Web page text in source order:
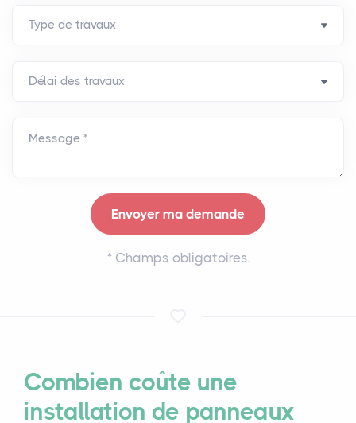
Message *
*Champs obligatoires.
Combien coûte une
installation de panneaux